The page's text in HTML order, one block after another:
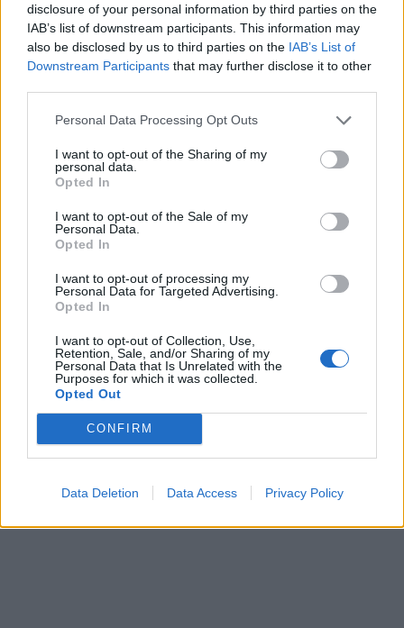
disclosure of your personal information by third parties on the
IAB’s list of downstream participants. This information may
also be disclosed by us to third parties on the IAB’s List of
Downstream Participants that may further disclose it to other
Personal Data Processing Opt Outs
I want to opt-out of the Sharing of my
personal data.
Opted In
I want to opt-out of the Sale of my
Personal Data.
Opted In
I want to opt-out of processing my
Personal Data for Targeted Advertising.
Opted In
I want to opt-out of Collection, Use,
Retention, Sale, and/or Sharing of my
Personal Data that Is Unrelated with the
Purposes for which it was collected.
Opted Out
CONFIRM
Data Deletion Data Access Privacy Policy
ΠΟΛΙΤΙΚΗ
Χρ. Δήμας: «Προχωρούν τα έργα
σε όλο το μήκος του ΒΟΑΚ»
Τ. Θεοδωρικάκος:
νέο αναπτυξιακό καθεστώς για
ΠΟΛΙΤΙΚΗ
ΓΓ Επικοινωνίας και
Ενημέρωσης με το ΕΙΕ
07/08/2026 - 09:22
Έναρξη Προηγούμενο Επόμενο Τέλος
Σελίδα 1 από 12138